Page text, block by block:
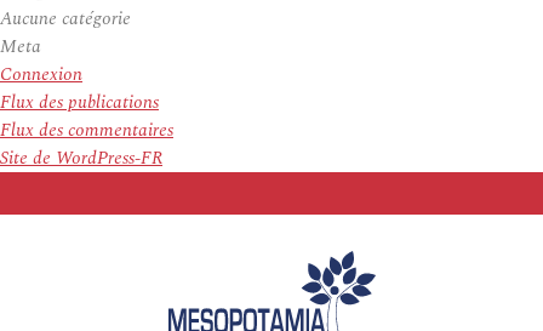
Aucune catégorie
Meta
Connexion
Flux des publications
Flux des commentaires
Site de WordPress-FR